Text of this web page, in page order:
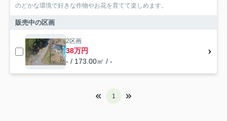
のどかな環境で好きな作物やお花を育てて楽しめます。
販売中の区画
2区画
38万円
- / 173.00㎡ / -
1